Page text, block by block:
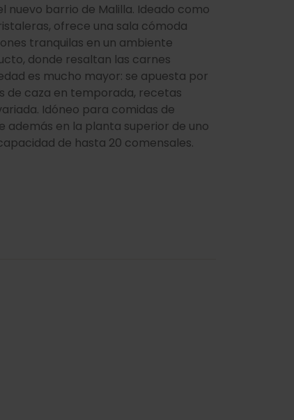
barrio de Malilla. Ideado como
ofrece una sala cómoda
tranquilas en un ambiente
donde resaltan las carnes
es mucho mayor: se apuesta por
de caza en temporada, recetas
Idóneo para comidas de
además en la planta superior de uno
de hasta 20 comensales.